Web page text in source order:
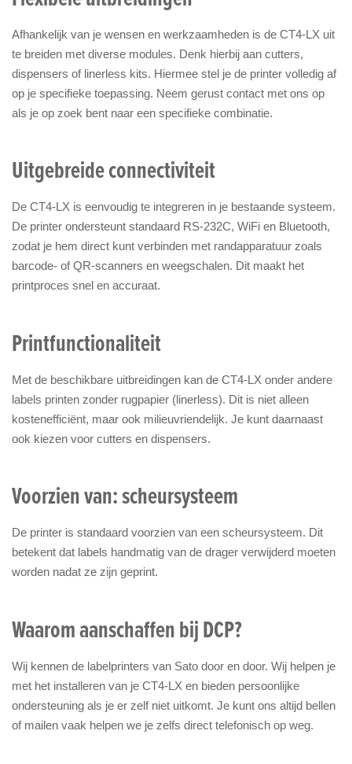
Afhankelijk van je wensen en werkzaamheden is de CT4-LX uit
te breiden met diverse modules. Denk hierbij aan cutters,
dispensers of linerless kits. Hiermee stel je de printer volledig af
op je specifieke toepassing. Neem gerust contact met ons op
als je op zoek bent naar een specifieke combinatie.
Uitgebreide connectiviteit
De CT4-LX is eenvoudig te integreren in je bestaande systeem.
De printer ondersteunt standaard RS-232C, WiFi en Bluetooth,
zodat je hem direct kunt verbinden met randapparatuur zoals
barcode- of QR-scanners en weegschalen. Dit maakt het
printproces snel en accuraat.
Printfunctionaliteit
Met de beschikbare uitbreidingen kan de CT4-LX onder andere
labels printen zonder rugpapier (linerless). Dit is niet alleen
kostenefficiënt, maar ook milieuvriendelijk. Je kunt daarnaast
ook kiezen voor cutters en dispensers.
Voorzien van: scheursysteem
De printer is standaard voorzien van een scheursysteem. Dit
betekent dat labels handmatig van de drager verwijderd moeten
worden nadat ze zijn geprint.
Waarom aanschaffen bij DCP?
Wij kennen de labelprinters van Sato door en door. Wij helpen je
met het installeren van je CT4-LX en bieden persoonlijke
ondersteuning als je er zelf niet uitkomt. Je kunt ons altijd bellen
of mailen vaak helpen we je zelfs direct telefonisch op weg.